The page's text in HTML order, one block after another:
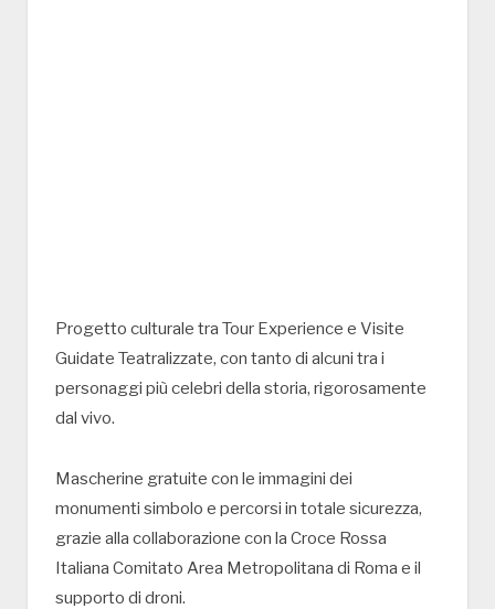
Progetto culturale tra Tour Experience e Visite
Guidate Teatralizzate, con tanto di alcuni tra i
personaggi più celebri della storia, rigorosamente
dal vivo.
Mascherine gratuite con le immagini dei
monumenti simbolo e percorsi in totale sicurezza,
grazie alla collaborazione con la Croce Rossa
Italiana Comitato Area Metropolitana di Roma e il
supporto di droni.